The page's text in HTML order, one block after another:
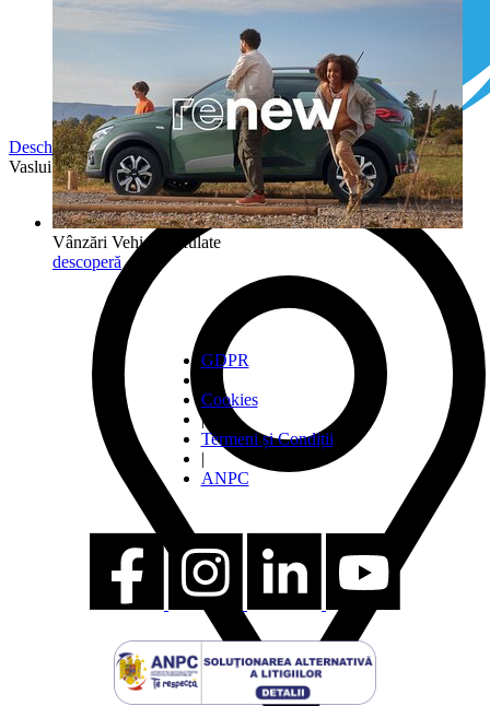
Deschide în Google Maps ->
Vaslui - Strada Alexandru cel Bun 2B
Vânzări Vehicule Rulate
descoperă
GDPR
Cookies
|
Termeni și Condiții
|
ANPC